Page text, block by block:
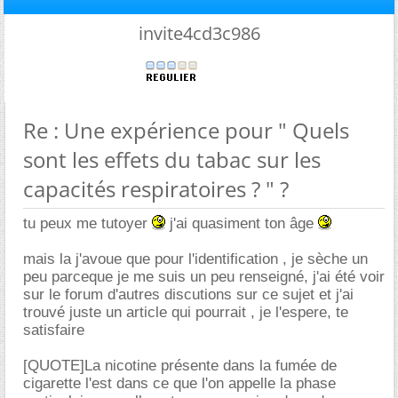
invite4cd3c986
Re : Une expérience pour " Quels
sont les effets du tabac sur les
capacités respiratoires ? " ?
tu peux me tutoyer j'ai quasiment ton âge
mais la j'avoue que pour l'identification , je sèche un
peu parceque je me suis un peu renseigné, j'ai été voir
sur le forum d'autres discutions sur ce sujet et j'ai
trouvé juste un article qui pourrait , je l'espere, te
satisfaire
[QUOTE]La nicotine présente dans la fumée de
cigarette l'est dans ce que l'on appelle la phase